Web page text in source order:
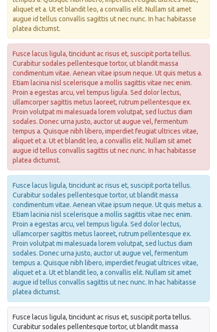
aliquet eta. Ut et blandit leo, a convallis elit. Nullam sit amet
augue id tellus convallis sagittis ut nec nunc. In hac habitasse
platea dictumst.
Fusce lacus ligula, tincidunt ac risus et, suscipit porta tellus.
Curabitur sodales pellentesque tortor, ut blandit massa
condimentum vitae. Aenean vitae ipsum neque. Ut quis metus a.
Etiam lacinia nisl scelerisque a mollis sagittis vitae nec enim.
Proin a egestas arcu, vel tempus ligula. Sed dolor lectus,
ullamcorper sagittis metus laoreet, rutrum pellentesque ex.
Proin volutpat mi malesuada lorem volutpat, sed luctus diam
sodales. Donec urna justo, auctor ut augue vel, fermentum
tempus a. Quisque nibh libero, imperdiet feugiat ultrices vitae,
aliquet eta. Ut et blandit leo, a convallis elit. Nullam sit amet
augue id tellus convallis sagittis ut nec nunc. In hac habitasse
platea dictumst.
Fusce lacus ligula, tincidunt ac risus et, suscipit porta tellus.
Curabitur sodales pellentesque tortor, ut blandit massa
condimentum vitae. Aenean vitae ipsum neque. Ut quis metus a.
Etiam lacinia nisl scelerisque a mollis sagittis vitae nec enim.
Proin a egestas arcu, vel tempus ligula. Sed dolor lectus,
ullamcorper sagittis metus laoreet, rutrum pellentesque ex.
Proin volutpat mi malesuada lorem volutpat, sed luctus diam
sodales. Donec urna justo, auctor ut augue vel, fermentum
tempus a. Quisque nibh libero, imperdiet feugiat ultrices vitae,
aliquet eta. Ut et blandit leo, a convallis elit. Nullam sit amet
augue id tellus convallis sagittis ut nec nunc. In hac habitasse
platea dictumst.
Fusce lacus ligula, tincidunt ac risus et, suscipit porta tellus.
Curabitur sodales pellentesque tortor, ut blandit massa